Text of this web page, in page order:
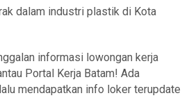
dalam industri plastik di Kota
informasi lowongan kerja
Portal Kerja Batam! Ada
mendapatkan info loker terupdate